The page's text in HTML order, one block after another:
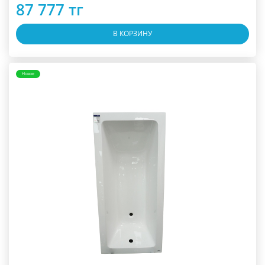
87 777 тг
В КОРЗИНУ
Новое